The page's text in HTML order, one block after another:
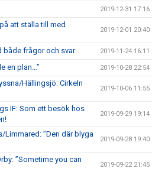
2019-12-31 17:16
att ställa till med
2019-12-01 20:40
både frågor och svar 2019-11-24 16:11
en plan…” 2019-10-28 22:54
Hällingsjö: Cirkeln
2019-10-06 11:55
IF: Som ett besök hos
2019-09-29 19:14
”Den där blyga
2019-09-28 19:40
”Sometime you can
2019-09-22 21:45